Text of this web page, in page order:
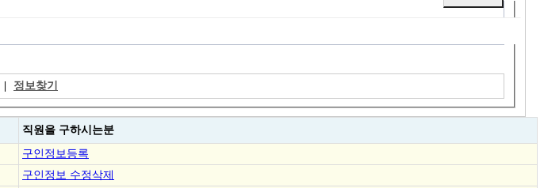
| 정보찾기
직원을 구하시는분
구인정보등록
구인정보 수정삭제